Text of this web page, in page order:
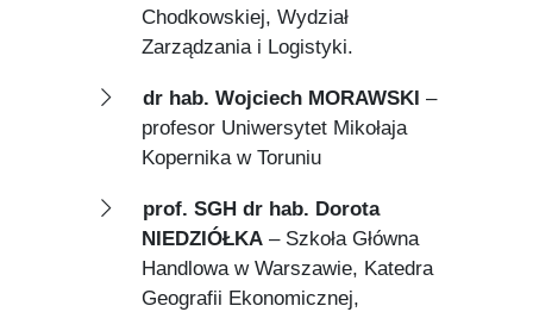
Chodkowskiej, Wydział
Zarządzania i Logistyki.
dr hab. Wojciech MORAWSKI –
profesor Uniwersytet Mikołaja
Kopernika w Toruniu
prof. SGH dr hab. Dorota
NIEDZIÓŁKA – Szkoła Główna
Handlowa w Warszawie, Katedra
Geografii Ekonomicznej,